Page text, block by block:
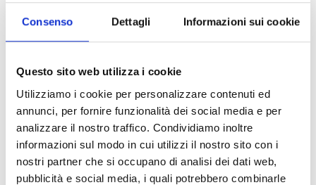
Consenso Dettagli Informazioni sui cookie
Questo sito web utilizza i cookie
Utilizziamo i cookie per personalizzare contenuti ed
annunci, per fornire funzionalità dei social media e per
analizzare il nostro traffico. Condividiamo inoltre
informazioni sul modo in cui utilizzi il nostro sito con i
nostri partner che si occupano di analisi dei dati web,
pubblicità e social media, i quali potrebbero combinarle
IFAMIDANET
IDANET